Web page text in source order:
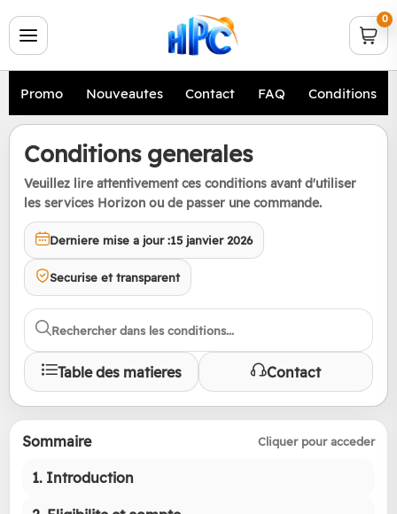
0
Promo Nouveautes Contact FAQ Conditions
Conditions generales
Veuillez lire attentivement ces conditions avant d'utiliser
les services Horizon ou de passer une commande.
Derniere mise a jour :15 janvier 2026
Securise et transparent
Table des matieres Contact
Sommaire Cliquer pour acceder
1. Introduction